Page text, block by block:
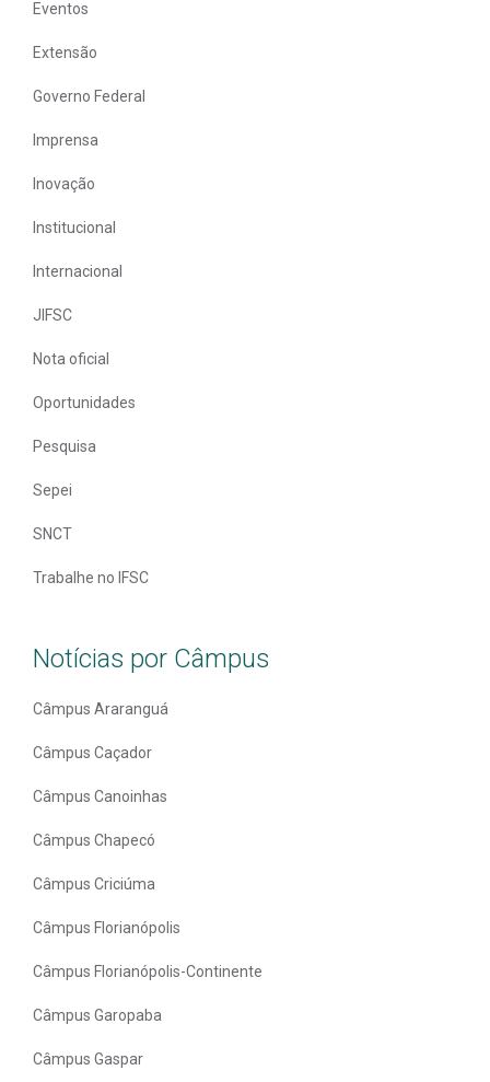
Eventos
Extensão
Governo Federal
Imprensa
Inovação
Institucional
Internacional
JIFSC
Nota oficial
Oportunidades
Pesquisa
Sepei
SNCT
Trabalhe no IFSC
Notícias por Câmpus
Câmpus Araranguá
Câmpus Caçador
Câmpus Canoinhas
Câmpus Chapecó
Câmpus Criciúma
Câmpus Florianópolis
Câmpus Florianópolis-Continente
Câmpus Garopaba
Câmpus Gaspar